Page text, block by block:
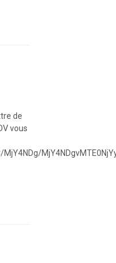
de
vous